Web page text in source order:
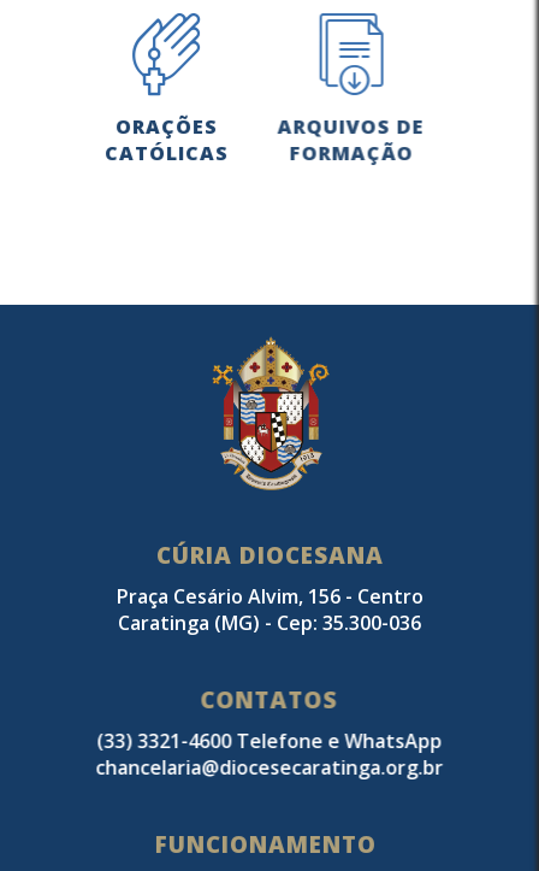
ORAÇÕES
CATÓLICAS
ARQUIVOS DE
FORMAÇÃO
CÚRIA DIOCESANA
Praça Cesário Alvim, 156 - Centro
Caratinga (MG) - Cep: 35.300-036
CONTATOS
(33) 3321-4600 Telefone e WhatsApp
chancelaria@diocesecaratinga.org.br
FUNCIONAMENTO